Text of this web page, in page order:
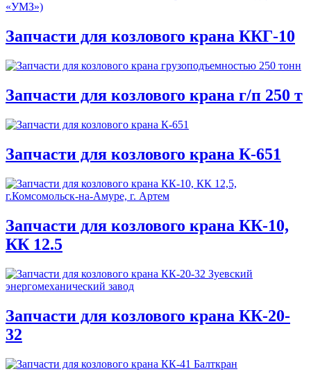
Запчасти для козлового крана ККГ-10
Запчасти для козлового крана г/п 250 т
Запчасти для козлового крана К-651
Запчасти для козлового крана КК-10,
КК 12.5
Запчасти для козлового крана КК-20-
32